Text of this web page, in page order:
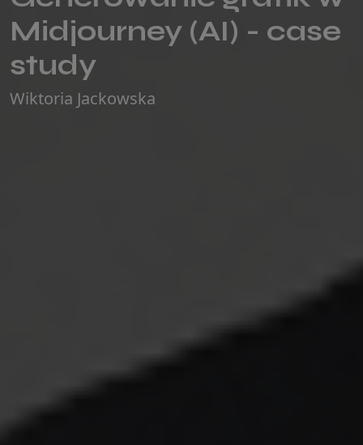
Midjourney (AI) - case
study
Wiktoria Jackowska